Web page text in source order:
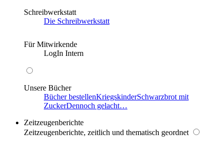
Schreibwerkstatt
Die Schreibwerkstatt
Für Mitwirkende
LogIn Intern
Unsere Bücher
Bücher bestellenKriegskinderSchwarzbrot mit
ZuckerDennoch gelacht…
Zeitzeugenberichte
Zeitzeugenberichte, zeitlich und thematisch geordnet